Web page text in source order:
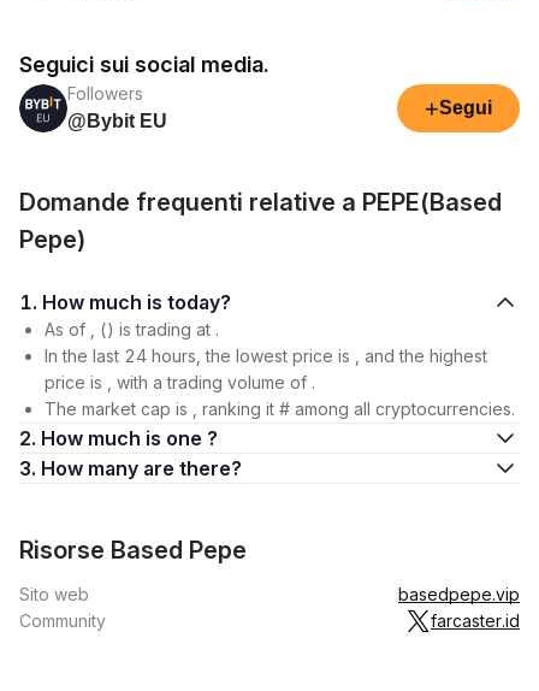
Seguici sui social media.
Followers
@Bybit EU
+Segui
Domande frequenti relative a PEPE(Based
Pepe)
1. How much is today?
As of , () is trading at .
In the last 24 hours, the lowest price is , and the highest
price is , with a trading volume of .
The market cap is , ranking it # among all cryptocurrencies.
2. How much is one ?
3. How many are there?
Risorse Based Pepe
Sito web
basedpepe.vip
Community
farcaster.id